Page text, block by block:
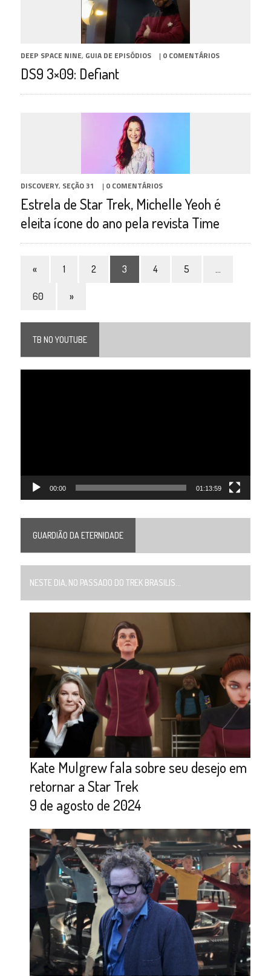
DEEP SPACE NINE, GUIA DE EPISÓDIOS | 0 COMENTÁRIOS
DS9 3×09: Defiant
DISCOVERY, SEÇÃO 31 | 0 COMENTÁRIOS
Estrela de Star Trek, Michelle Yeoh é
eleita ícone do ano pela revista Time
« 1 2 3 4 5 …
60 »
TB NO YOUTUBE
00:00 01:13:59
GUARDIÃO DA ETERNIDADE
NESTE DIA, NO PASSADO DO TREK BRASILIS...
Kate Mulgrew fala sobre seu desejo em
retornar a Star Trek
9 de agosto de 2024